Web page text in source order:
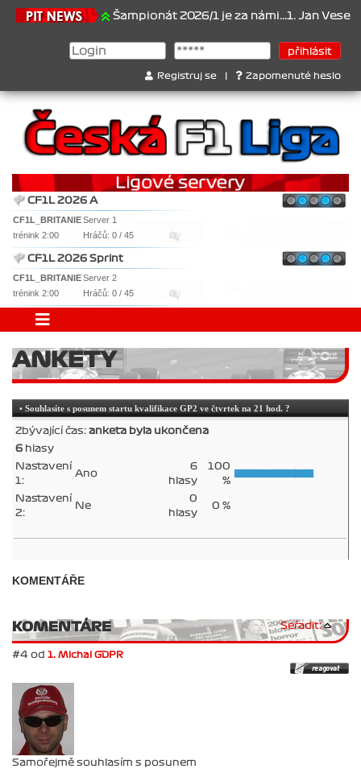
Šampionát 2026/1 je za námi...1. Jan Veselý , 2.
Registruj se Zapomenuté heslo
CF1L 2026 A
CF1L_BRITANIEServer 1
trénink 2:00
Hráčů: 0 / 45
CF1L 2026 Sprint
CF1L_BRITANIEServer 2
trénink 2:00
Hráčů: 0 / 45
ANKETY
• Souhlasíte s posunem startu kvalifikace GP2 ve čtvrtek na 21 hod. ?
Zbývající čas: anketa byla ukončena
6 hlasy
Nastavení
1:
Ano
6
hlasy
100
%
Nastavení
2:
Ne
0
hlasy
0 %
KOMENTÁŘE
KOMENTÁRE Seřadit:
#4 od 1. Michal GDPR
Samořejmě souhlasím s posunem